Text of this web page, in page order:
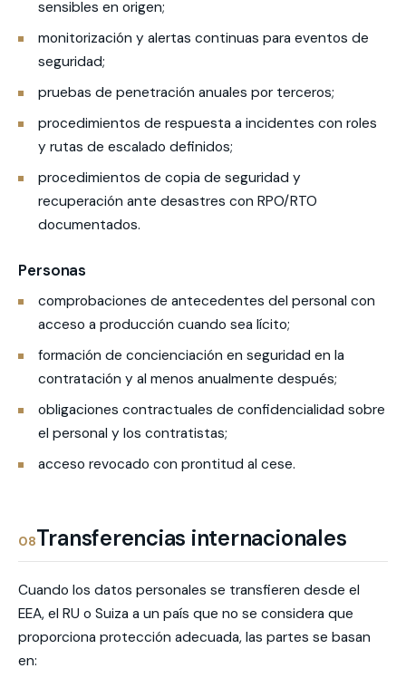
sensibles en origen;
monitorización y alertas continuas para eventos de
seguridad;
pruebas de penetración anuales por terceros;
procedimientos de respuesta a incidentes con roles
y rutas de escalado definidos;
procedimientos de copia de seguridad y
recuperación ante desastres con RPO/RTO
documentados.
Personas
comprobaciones de antecedentes del personal con
acceso a producción cuando sea lícito;
formación de concienciación en seguridad en la
contratación y al menos anualmente después;
obligaciones contractuales de confidencialidad sobre
el personal y los contratistas;
acceso revocado con prontitud al cese.
08Transferencias internacionales
Cuando los datos personales se transfieren desde el
EEA, el RU o Suiza a un país que no se considera que
proporciona protección adecuada, las partes se basan
en: